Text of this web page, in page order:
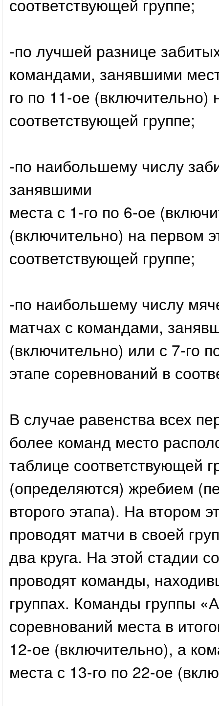
соответствующей группе;
-по лучшей разнице
командами, занявшими
го по 11-ое
соответствующей группе;
-по наибольшему числу
занявшими
места с 1-го по 6-ое
(включительно) на первом
соответствующей группе;
-по наибольшему числу
матчах с командами,
(включительно) или с 7-го
этапе соревнований в
В случае равенства всех
более команд место
таблице соответствующей
(определяются) жребием
второго этапа). На втором
проводят матчи в своей
два круга. На этой стадии
проводят команды,
группах. Команды группы
соревнований места в
12-ое (включительно), а
места с 13-го по 22-ое